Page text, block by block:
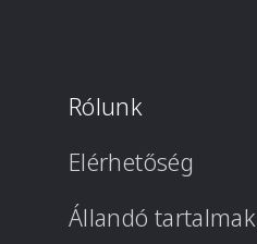
Rólunk
Elérhetőség
Állandó tartalmak